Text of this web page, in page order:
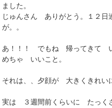
ました。
じゅんさん ありがとう。１２日
が。。
あ！！！ でもね 帰ってきて い
めちゃ いいこと。
それは、、夕顔が 大きくきれい
実は ３週間前くらいに たっ